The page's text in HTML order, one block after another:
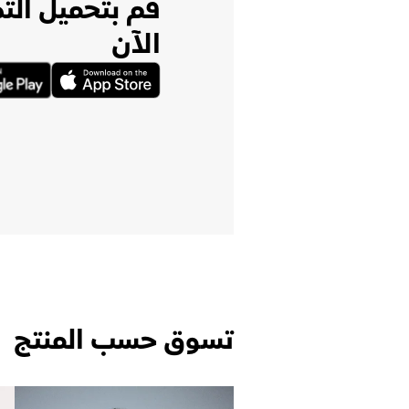
الآن
تسوق حسب المنتج